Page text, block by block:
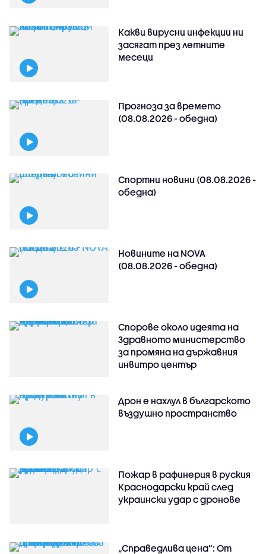
Какви вирусни инфекции ни
засягат през летните
месеци
Прогноза за времето
(08.08.2026 - обедна)
Спортни новини (08.08.2026 -
обедна)
Новините на NOVA
(08.08.2026 - обедна)
Спорове около идеята на
Здравното министерство
за промяна на държавния
инвитро център
Дрон е нахлул в българското
въздушно пространство
Пожар в рафинерия в руския
Краснодарски край след
украински удар с дронове
„Справедлива цена“: От